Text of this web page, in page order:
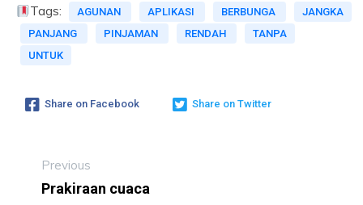
Tags: AGUNAN APLIKASI BERBUNGA
JANGKA
PANJANG
PINJAMAN RENDAH
TANPA
UNTUK
Share on Facebook Share on Twitter
Previous
Prakiraan cuaca